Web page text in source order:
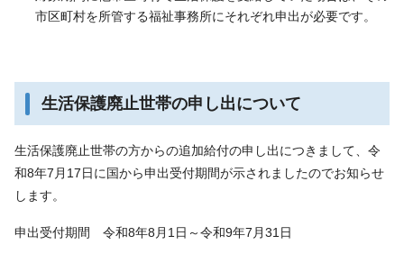
市区町村を所管する福祉事務所にそれぞれ申出が必要です。
生活保護廃止世帯の申し出について
生活保護廃止世帯の方からの追加給付の申し出につきまして、令
和8年7月17日に国から申出受付期間が示されましたのでお知らせ
します。
申出受付期間 令和8年8月1日～令和9年7月31日